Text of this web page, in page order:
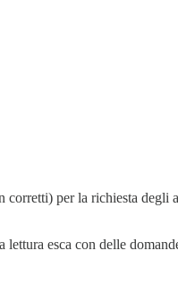
per la richiesta
esca con delle